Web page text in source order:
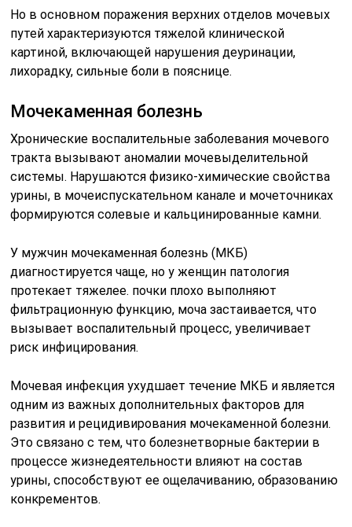
Но в основном поражения верхних отделов мочевых
путей характеризуются тяжелой клинической
картиной, включающей нарушения деуринации,
лихорадку, сильные боли в пояснице.
Мочекаменная болезнь
Хронические воспалительные заболевания мочевого
тракта вызывают аномалии мочевыделительной
системы. Нарушаются физико-химические свойства
урины, в мочеиспускательном канале и мочеточниках
формируются солевые и кальцинированные камни.
У мужчин мочекаменная болезнь (МКБ)
диагностируется чаще, но у женщин патология
протекает тяжелее. почки плохо выполняют
фильтрационную функцию, моча застаивается, что
вызывает воспалительный процесс, увеличивает
риск инфицирования.
Мочевая инфекция ухудшает течение МКБ и является
одним из важных дополнительных факторов для
развития и рецидивирования мочекаменной болезни.
Это связано с тем, что болезнетворные бактерии в
процессе жизнедеятельности влияют на состав
урины, способствуют ее ощелачиванию, образованию
конкрементов.